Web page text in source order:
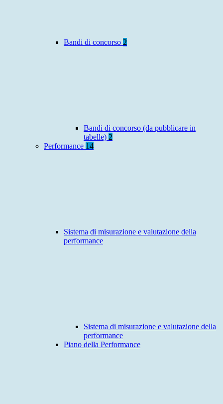
Bandi di concorso 2
Bandi di concorso (da pubblicare in
tabelle) 2
Performance 14
Sistema di misurazione e valutazione della
performance
Sistema di misurazione e valutazione della
performance
Piano della Performance